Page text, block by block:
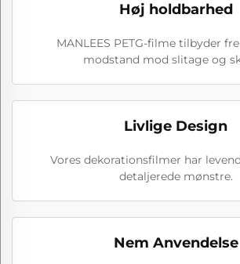
Høj holdbarhed
MANLEES PETG-filme tilbyder
modstand mod slitage og
Livlige Design
Vores dekorationsfilmer har
detaljerede mønstre.
Nem Anvendelse